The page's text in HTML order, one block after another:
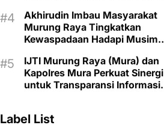
Akhirudin Imbau Masyarakat
Murung Raya Tingkatkan
Kewaspadaan Hadapi Musim
IJTI Murung Raya (Mura) dan
Kapolres Mura Perkuat Sinergi
untuk Transparansi Informasi
Label List